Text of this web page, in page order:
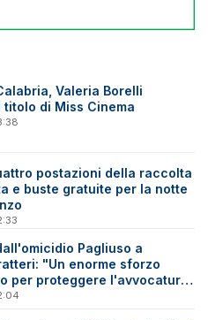
Valeria Borelli
di Miss Cinema
postazioni della raccolta
e buste gratuite per la notte
Pagliuso a
"Un enorme sforzo
per proteggere l'avvocatura